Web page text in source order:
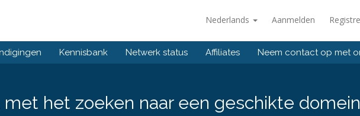
Nederlands Aanmelden
Kennisbank Netwerk status Affiliates Neem contact op met
het zoeken naar een geschikte